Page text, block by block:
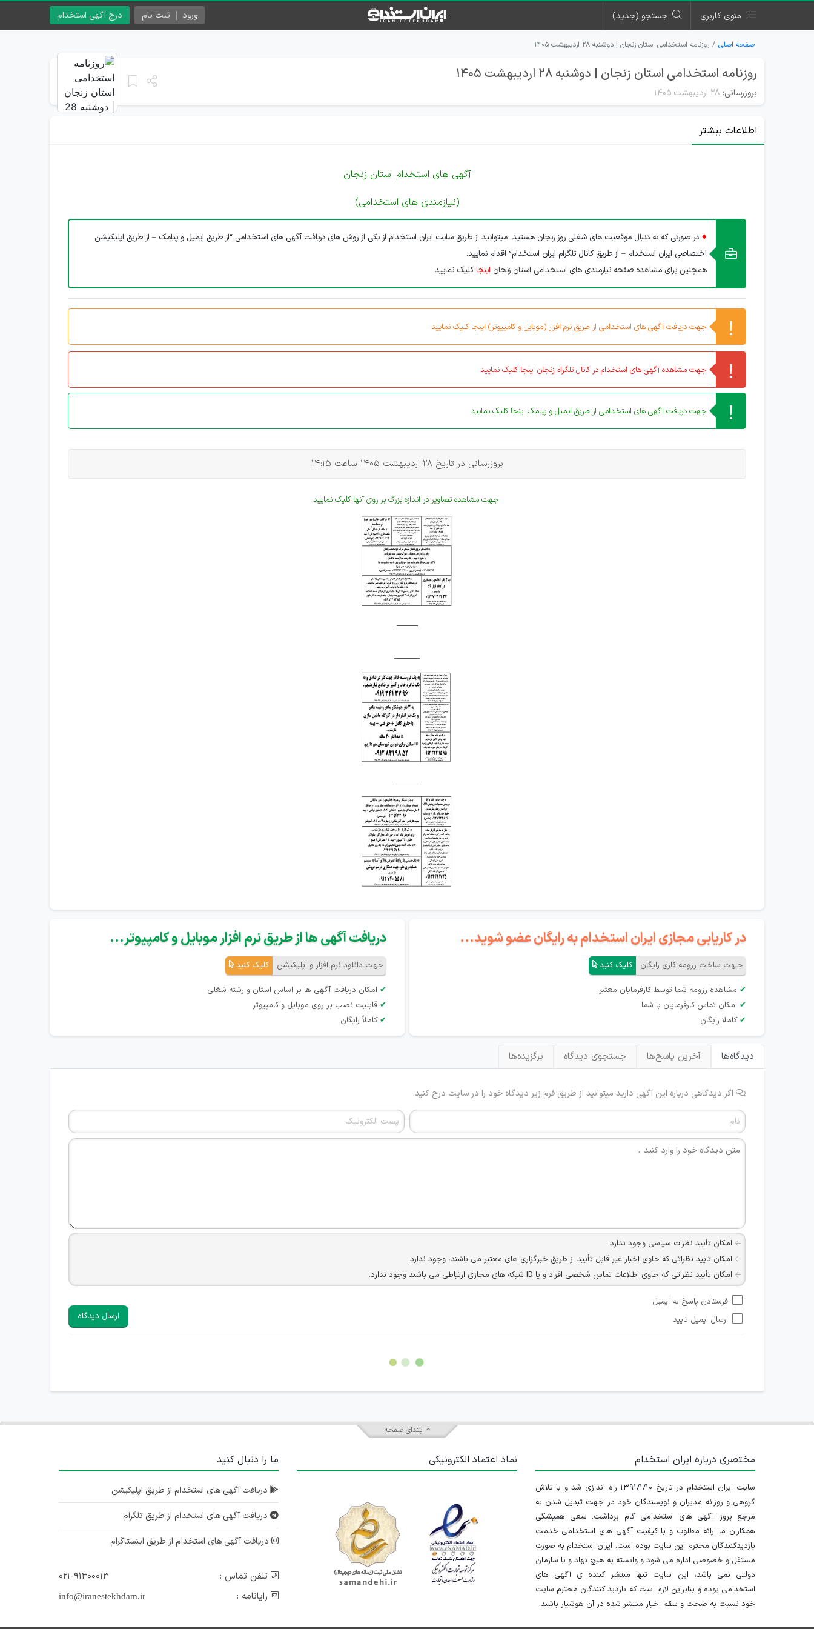
منوی کاربری جستجو (جدید) درج آگهی استخدام ورود ثبت نام
صفحه اصلی روزنامه استخدامی استان زنجان | دوشنبه ۲۸ اردیبهشت ۱۴۰۵
روزنامه استخدامی استان زنجان | دوشنبه 28 اردیبهشت 1405
بروزرسانی: ۲۸ اردیبهشت ۱۴۰۵
اطلاعات بیشتر
آگهی های استخدام استان زنجان
(نیازمندی های استخدامی)
♦ در صورتی که به دنبال موقعیت های شغلی روز زنجان هستید، میتوانید از طریق سایت ایران استخدام از یکی از روش های دریافت آگهی های استخدامی “از طریق ایمیل و پیامک – از طریق اپلیکیشن
اختصاصی ایران استخدام – از طریق کانال تلگرام ایران استخدام” اقدام نمایید.
همچنین برای مشاهده صفحه نیازمندی های استخدامی استان زنجان اینجاکلیک نمایید
جهت دریافت آگهی های استخدامی از طریق نرم افزار (موبایل و کامپیوتر) اینجا کلیک نمایید
جهت مشاهده آگهی های استخدام در کانال تلگرام زنجان اینجا کلیک نمایید
جهت دریافت آگهی های استخدامی از طریق ایمیل و پیامک اینجا کلیک نمایید
بروزرسانی در تاریخ 28 اردیبهشت 1405 ساعت 14:15
جهت مشاهده تصاویر در اندازه بزرگ بر روی آنها کلیک نمایید
_____
______
______
در کاریابی مجازی ایران استخدام به رایگان عضو شوید...
جـهت ساخت رزومه کاری رایگان کلیک کنید
✔ مشاهده رزومه شما توسط کارفرمایان معتبر
✔ امکان تماس کارفرمایان با شما
✔ کاملا رایگان
دریافت آگهی ها از طریق نرم افزار موبایل و کامپیوتر...
جهت دانلود نرم افزار و اپلیکیشن کلیک کنید
✔ امکان دریافت آگهی ها بر اساس استان و رشته شغلی
✔ قابلیت نصب بر روی موبایل و کامپیوتر
✔ کاملاً رایگان
دیدگاه‌ها آخرین پاسخ‌ها جستجوی دیدگاه برگزیده‌ها
اگر دیدگاهی درباره این آگهی دارید میتوانید از طریق فرم زیر دیدگاه خود را در سایت درج کنید.
امکان تأیید نظرات سیاسی وجود ندارد.
امکان تایید نظراتی که حاوی اخبار غیر قابل تأیید از طریق خبرگزاری های معتبر می باشند، وجود ندارد.
امکان تأیید نظراتی که حاوی اطلاعات تماس شخصی افراد و یا ID شبکه های مجازی ارتباطی می باشند وجود ندارد.
هرگونه تحریک، تحقیر و کنایه به سایر افراد (مسئول و غیر مسئول) غیر مجاز می باشد.
امکان هماهنگی برای هرگونه ملاقات حضوری چه به صورت دسته جمعی و چه فردی توسط کاربران سایت وجود ندارد.
فرستادن پاسخ به ایمیل
ارسال ایمیل تایید
ارسال دیدگاه
ابتدای صفحه
مختصری درباره ایران استخدام
سایت ایران استخدام در تاریخ ۱۳۹۱/۱/۱۰ راه اندازی شد و با تلاش
گروهی و روزانه مدیران و نویسندگان خود در جهت تبدیل شدن به
مرجع بروز آگهی های استخدامی گام برداشت. سعی همیشگی
همکاران ما ارائه مطلوب و با کیفیت آگهی های استخدامی خدمت
بازدیدکنندگان محترم این سایت بوده است. ایران استخدام به صورت
مستقل و خصوصی اداره می شود و وابسته به هیچ نهاد و یا سازمان
دولتی نمی باشد، این سایت تنها منتشر کننده ی آگهی های
استخدامی بوده و بنابراین لازم است که بازدید کنندگان محترم سایت
خود نسبت به صحت و سقم اخبار منتشر شده در آن هوشیار باشند.
نماد اعتماد الکترونیکی ما را دنبال کنید
دریافت آگهی های استخدام از طریق اپلیکیشن
دریافت آگهی های استخدام از طریق تلگرام
دریافت آگهی های استخدام از طریق اینستاگرام
تلفن تماس :
۰۲۱-۹۱۳۰۰۰۱۳
رایانامه :
info@iranestekhdam.ir